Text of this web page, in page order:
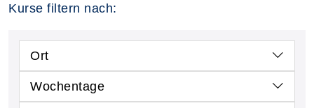
Kurse filtern nach:
Ort
Wochentage